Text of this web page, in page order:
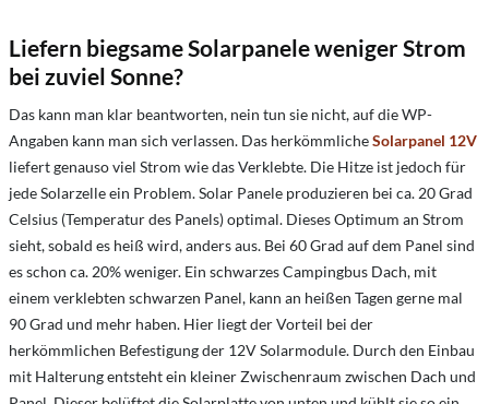
Liefern biegsame Solarpanele weniger Strom
bei zuviel Sonne?
Das kann man klar beantworten, nein tun sie nicht, auf die WP-
Angaben kann man sich verlassen. Das herkömmlicheSolarpanel 12V
liefert genauso viel Strom wie das Verklebte. Die Hitze ist jedoch für
jede Solarzelle ein Problem. Solar Panele produzieren bei ca. 20 Grad
Celsius (Temperatur des Panels) optimal. Dieses Optimum an Strom
sieht, sobald es heiß wird, anders aus. Bei 60 Grad auf dem Panel sind
es schon ca. 20% weniger. Ein schwarzes Campingbus Dach, mit
einem verklebten schwarzen Panel, kann an heißen Tagen gerne mal
90 Grad und mehr haben. Hier liegt der Vorteil bei der
herkömmlichen Befestigung der 12V Solarmodule. Durch den Einbau
mit Halterung entsteht ein kleiner Zwischenraum zwischen Dach und